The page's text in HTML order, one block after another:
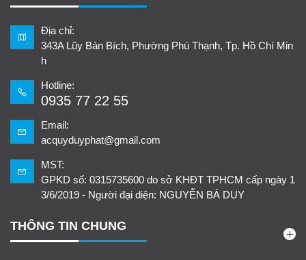
Địa chỉ:
343A Lũy Bán Bích, Phường Phú Thạnh, Tp. Hồ Chí Min
h
Hotline:
0935 77 22 55
Email:
acquyduyphat@gmail.com
MST:
GPKD số: 0315735600 do sở KHĐT TPHCM cấp ngày 1
3/6/2019 - Người đại diện: NGUYỄN BÁ DUY
THÔNG TIN CHUNG